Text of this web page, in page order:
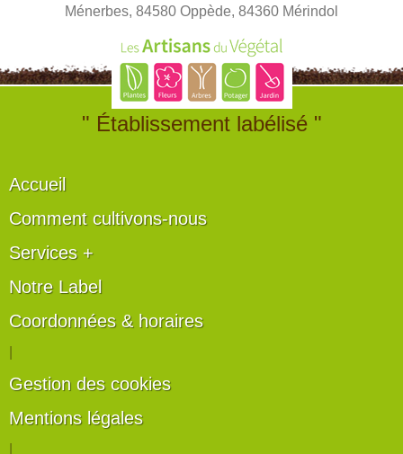
Ménerbes, 84580 Oppède, 84360 Mérindol
" Établissement labélisé "
Accueil
Comment cultivons-nous
Services +
Notre Label
Coordonnées & horaires
Gestion des cookies
Mentions légales